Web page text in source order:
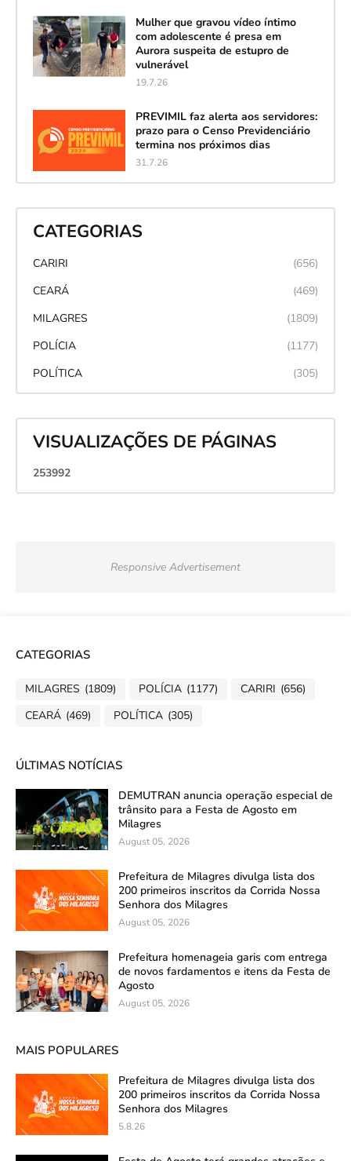
Mulher que gravou vídeo íntimo
com adolescente é presa em
Aurora suspeita de estupro de
vulnerável
19.7.26
PREVIMIL faz alerta aos servidores:
prazo para o Censo Previdenciário
termina nos próximos dias
31.7.26
CATEGORIAS
CARIRI
(656)
CEARÁ
(469)
MILAGRES
(1809)
POLÍCIA
(1177)
POLÍTICA
(305)
VISUALIZAÇÕES DE PÁGINAS
253992
Responsive Advertisement
CATEGORIAS
MILAGRES (1809) POLÍCIA (1177) CARIRI (656)
CEARÁ (469) POLÍTICA (305)
ÚLTIMAS NOTÍCIAS
DEMUTRAN anuncia operação especial de
trânsito para a Festa de Agosto em
Milagres
August 05, 2026
Prefeitura de Milagres divulga lista dos
200 primeiros inscritos da Corrida Nossa
Senhora dos Milagres
August 05, 2026
Prefeitura homenageia garis com entrega
de novos fardamentos e itens da Festa de
Agosto
August 05, 2026
MAIS POPULARES
Prefeitura de Milagres divulga lista dos
200 primeiros inscritos da Corrida Nossa
Senhora dos Milagres
5.8.26